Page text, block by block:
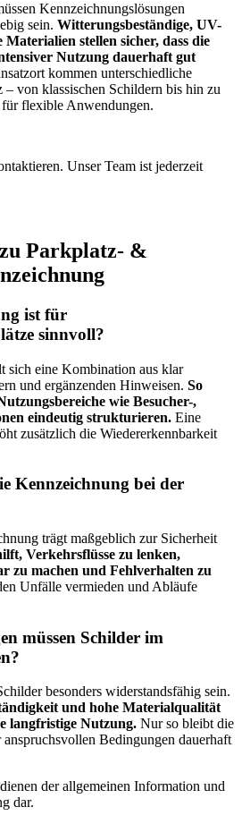
Kennzeichnungslösungen
sein. Witterungsbeständige, UV-
Materialien stellen sicher, dass die
Nutzung dauerhaft gut
kommen unterschiedliche
von klassischen Schildern bis hin zu
flexible Anwendungen.
Unser Team ist jederzeit
Parkplatz- &
ist für
sinnvoll?
sich eine Kombination aus klar
und ergänzenden Hinweisen. So
wie Besucher-,
eindeutig strukturieren. Eine
zusätzlich die Wiedererkennbarkeit
Kennzeichnung bei der
trägt maßgeblich zur Sicherheit
Verkehrsflüsse zu lenken,
zu machen und Fehlverhalten zu
Unfälle vermieden und Abläufe
müssen Schilder im
besonders widerstandsfähig sein.
und hohe Materialqualität
langfristige Nutzung. Nur so bleibt die
Bedingungen dauerhaft
der allgemeinen Information und
dar.